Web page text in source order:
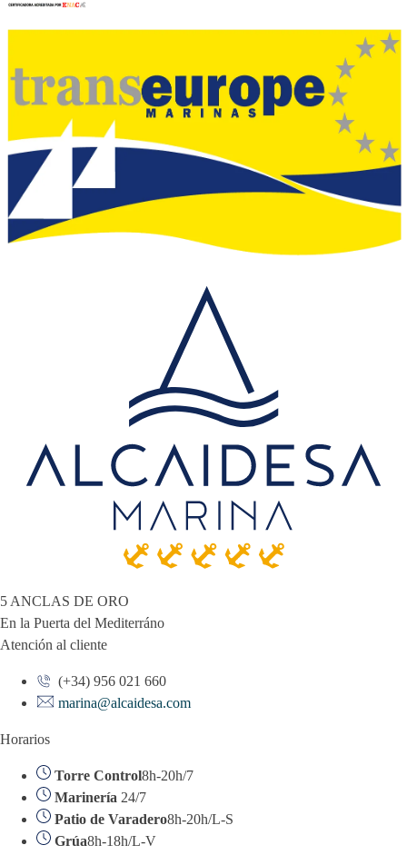
5 ANCLAS DE ORO
En la Puerta del Mediterráno
Atención al cliente
(+34) 956 021 660
marina@alcaidesa.com
Horarios
Torre Control8h-20h/7
Marinería 24/7
Patio de Varadero8h-20h/L-S
Grúa8h-18h/L-V